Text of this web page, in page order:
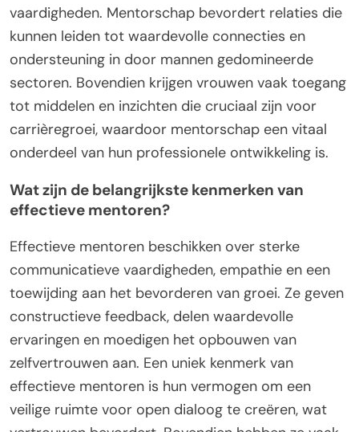
vaardigheden. Mentorschap bevordert relaties die
kunnen leiden tot waardevolle connecties en
ondersteuning in door mannen gedomineerde
sectoren. Bovendien krijgen vrouwen vaak toegang
tot middelen en inzichten die cruciaal zijn voor
carrièregroei, waardoor mentorschap een vitaal
onderdeel van hun professionele ontwikkeling is.
Wat zijn de belangrijkste kenmerken van
effectieve mentoren?
Effectieve mentoren beschikken over sterke
communicatieve vaardigheden, empathie en een
toewijding aan het bevorderen van groei. Ze geven
constructieve feedback, delen waardevolle
ervaringen en moedigen het opbouwen van
zelfvertrouwen aan. Een uniek kenmerk van
effectieve mentoren is hun vermogen om een
veilige ruimte voor open dialoog te creëren, wat